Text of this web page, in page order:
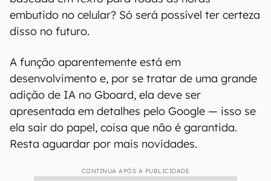
embutido no celular? Só será possível ter certeza
disso no futuro.
A função aparentemente está em
desenvolvimento e, por se tratar de uma grande
adição de IA no Gboard, ela deve ser
apresentada em detalhes pelo Google — isso se
ela sair do papel, coisa que não é garantida.
Resta aguardar por mais novidades.
CONTINUA APÓS A PUBLICIDADE